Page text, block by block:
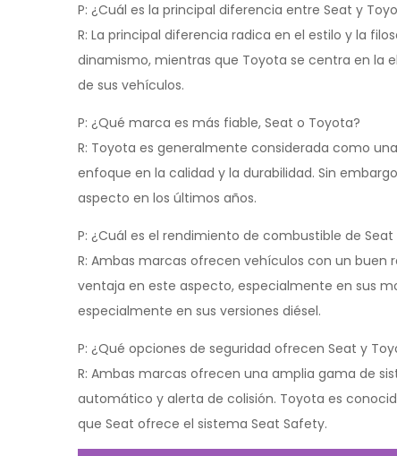
P: ¿Cuál es la principal diferencia entre Seat y
R: La principal diferencia radica en el estilo y la
dinamismo, mientras que Toyota se centra en la
de sus vehículos.
P: ¿Qué marca es más fiable, Seat o Toyota?
R: Toyota es generalmente considerada como
enfoque en la calidad y la durabilidad. Sin
aspecto en los últimos años.
P: ¿Cuál es el rendimiento de combustible de
R: Ambas marcas ofrecen vehículos con un
ventaja en este aspecto, especialmente en sus
especialmente en sus versiones diésel.
P: ¿Qué opciones de seguridad ofrecen Seat y
R: Ambas marcas ofrecen una amplia gama de
automático y alerta de colisión. Toyota es
que Seat ofrece el sistema Seat Safety.